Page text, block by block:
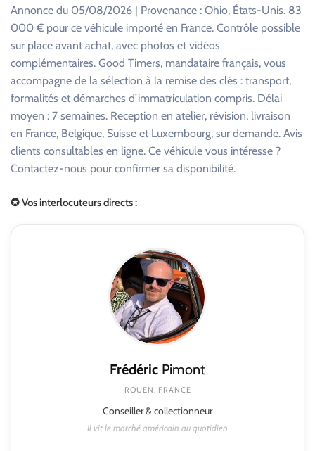
Annonce du 05/08/2026 | Provenance : Ohio, États-Unis. 83
000 € pour ce véhicule importé en France. Contrôle possible
sur place avant achat, avec photos et vidéos
complémentaires. Good Timers, mandataire français, vous
accompagne de la sélection à la remise des clés : transport,
formalités et démarches d’immatriculation compris. Délai
moyen : 7 semaines. Reception en atelier, révision, livraison
en France, Belgique, Suisse et Luxembourg, sur demande. Avis
clients consultables en ligne. Ce véhicule vous intéresse ?
Contactez-nous pour confirmer sa disponibilité.
✪ Vos interlocuteurs directs :
Frédéric Pimont
ROUEN, FRANCE
Conseiller & collectionneur
Il vit le marché américain au quotidien